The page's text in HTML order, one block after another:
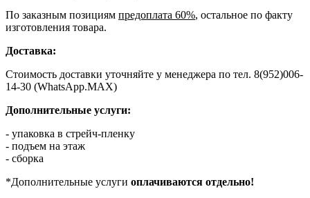
По заказным позициям предоплата 60%, остальное по факту
изготовления товара.
Доставка:
Стоимость доставки уточняйте у менеджера по тел. 8(952)006-
14-30 (WhatsApp.MAX)
Дополнительные услуги:
- упаковка в стрейч-пленку
- подъем на этаж
- сборка
*Дополнительные услуги оплачиваются отдельно!